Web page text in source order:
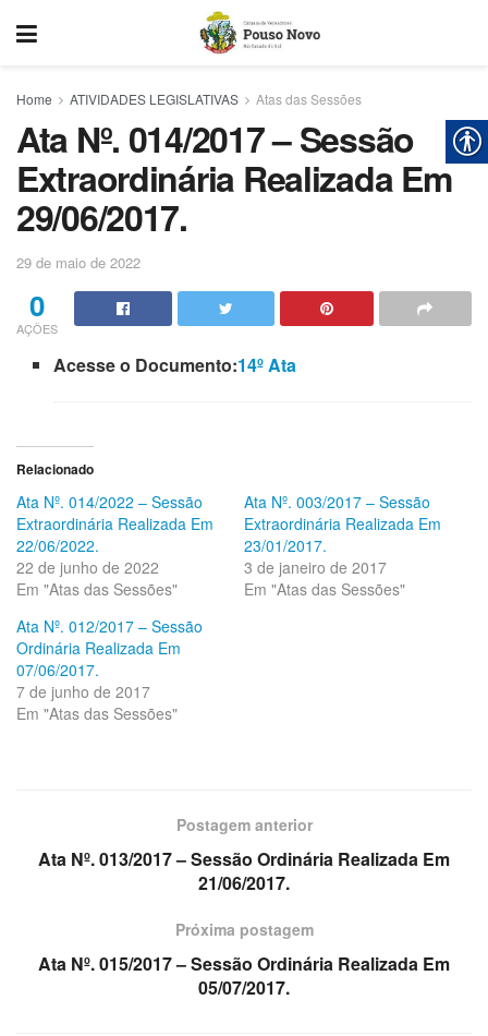
Home ATIVIDADES LEGISLATIVAS Atas das Sessões
Ata Nº. 014/2017 – Sessão
Extraordinária Realizada Em
29/06/2017.
29 de maio de 2022
0
AÇÕES
Acesse o Documento:14º Ata
Relacionado
Ata Nº. 014/2022 – Sessão
Extraordinária Realizada Em
22/06/2022.
22 de junho de 2022
Em "Atas das Sessões"
Ata Nº. 003/2017 – Sessão
Extraordinária Realizada Em
23/01/2017.
3 de janeiro de 2017
Em "Atas das Sessões"
Ata Nº. 012/2017 – Sessão
Ordinária Realizada Em
07/06/2017.
7 de junho de 2017
Em "Atas das Sessões"
Postagem anterior
Ata Nº. 013/2017 – Sessão Ordinária Realizada Em
21/06/2017.
Próxima postagem
Ata Nº. 015/2017 – Sessão Ordinária Realizada Em
05/07/2017.